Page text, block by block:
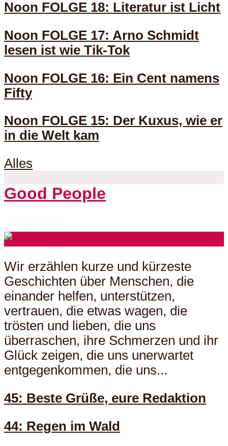
Noon FOLGE 18: Literatur ist Licht
Noon FOLGE 17: Arno Schmidt
lesen ist wie Tik-Tok
Noon FOLGE 16: Ein Cent namens
Fifty
Noon FOLGE 15: Der Kuxus, wie er
in die Welt kam
Alles
Good People
Wir erzählen kurze und kürzeste
Geschichten über Menschen, die
einander helfen, unterstützen,
vertrauen, die etwas wagen, die
trösten und lieben, die uns
überraschen, ihre Schmerzen und ihr
Glück zeigen, die uns unerwartet
entgegenkommen, die uns...
45: Beste Grüße, eure Redaktion
44: Regen im Wald